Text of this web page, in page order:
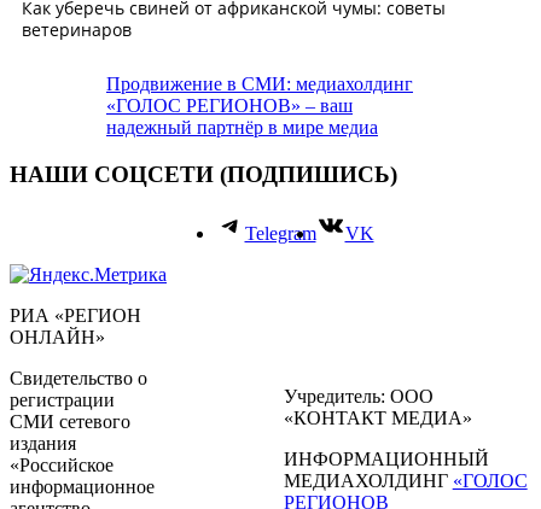
Продвижение в СМИ: медиахолдинг
«ГОЛОС РЕГИОНОВ» – ваш
надежный партнёр в мире медиа
НАШИ СОЦСЕТИ (ПОДПИШИСЬ)
Telegram VK
РИА «РЕГИОН
ОНЛАЙН»
Свидетельство о
регистрации
СМИ сетевого
издания
«Российское
информационное
Учредитель: ООО
«КОНТАКТ МЕДИА»
ИНФОРМАЦИОННЫЙ
МЕДИАХОЛДИНГ «ГОЛОС
РЕГИОНОВ